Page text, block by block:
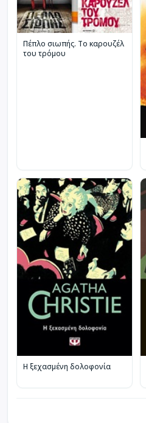
Πέπλο σιωπής. Το καρουζέλ
του τρόμου
Η ξεχασμένη δολοφονία